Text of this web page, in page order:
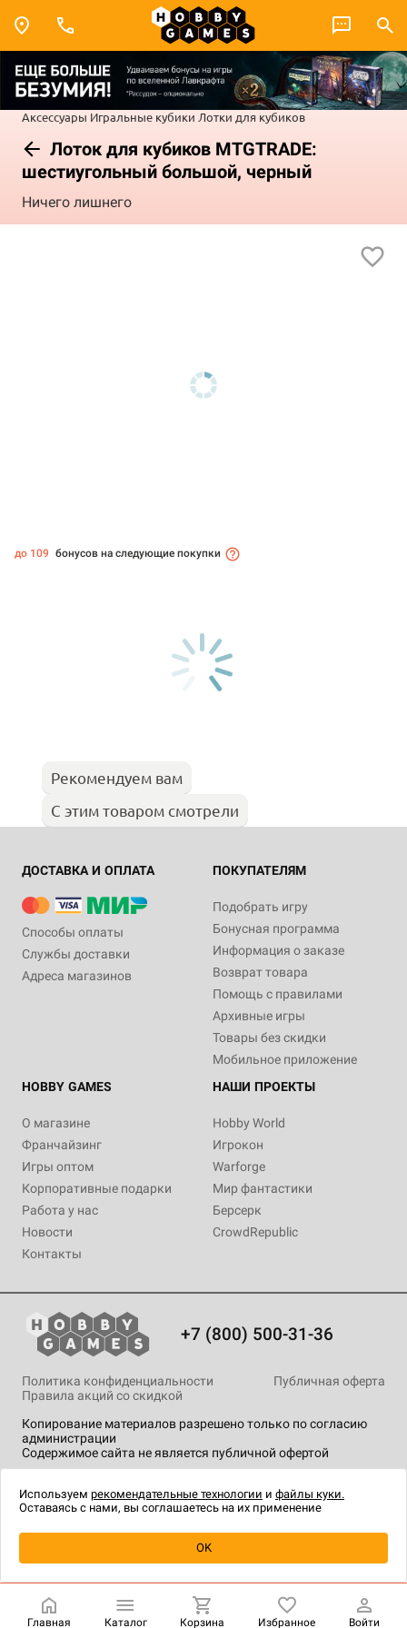
Аксессуары Игральные кубики Лотки для кубиков
Лоток для кубиков MTGTRADE:
шестиугольный большой, черный
Ничего лишнего
Купить| 1 090 ₽
до 109 бонусов на следующие покупки
Рекомендуем вам
С этим товаром смотрели
ДОСТАВКА И ОПЛАТА
Способы оплаты
Службы доставки
Адреса магазинов
ПОКУПАТЕЛЯМ
Подобрать игру
Бонусная программа
Информация о заказе
Возврат товара
Помощь с правилами
Архивные игры
Товары без скидки
Мобильное приложение
HOBBY GAMES
О магазине
Франчайзинг
Игры оптом
Корпоративные подарки
Работа у нас
Новости
Контакты
НАШИ ПРОЕКТЫ
Hobby World
Игрокон
Warforge
Мир фантастики
Берсерк
CrowdRepublic
+7 (800) 500-31-36
Копирование материалов разрешено только по согласию
администрации
Содержимое сайта не является публичной офертой
Политика конфиденциальности
Публичная оферта
Правила акций со скидкой
технологии.
Главная Каталог Корзина Избранное Войти
Используем рекомендательные технологии и файлы куки.
Оставаясь с нами, вы соглашаетесь на их применение
OK